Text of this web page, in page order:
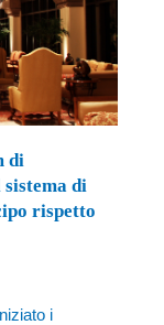
di
di
rispetto
i